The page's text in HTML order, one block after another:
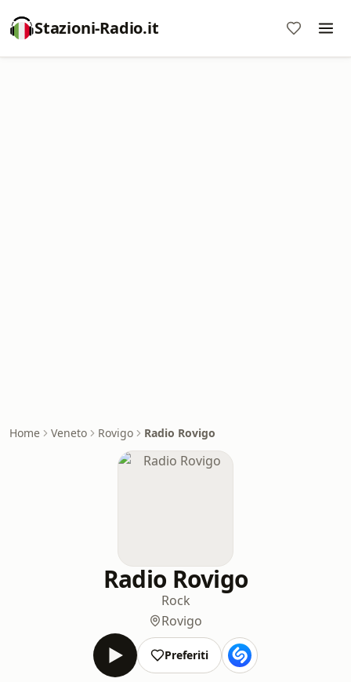
Stazioni-Radio.it
Home Veneto Rovigo Radio Rovigo
Radio Rovigo
Rock
Rovigo
Preferiti